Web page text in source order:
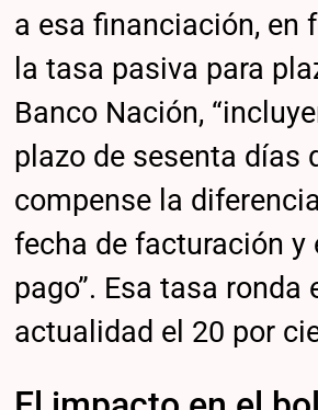
a esa financiación, en
la tasa pasiva para
Banco Nación,
plazo de sesenta días
compense la
fecha de facturación y
pago”. Esa tasa ronda
actualidad el 20 por